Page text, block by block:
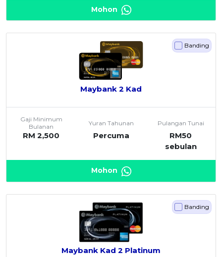
Mohon
Banding
Maybank 2 Kad
Gaji Minimum
Bulanan
RM 2,500
Yuran Tahunan
Percuma
Pulangan Tunai
RM50
sebulan
Mohon
Banding
Maybank Kad 2 Platinum